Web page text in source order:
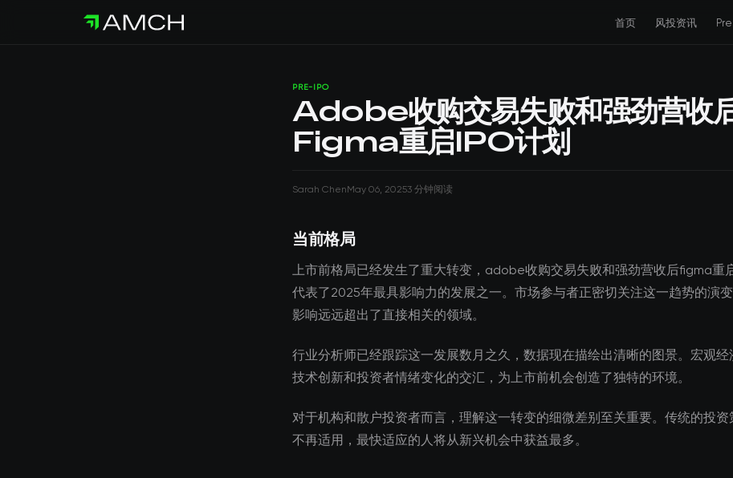
首页 风投资讯
PRE-IPO
Adobe收购交易失败和强劲营收
Figma重启IPO计划
Sarah ChenMay 06, 20253 分钟阅读
当前格局
上市前格局已经发生了重大转变，adobe收购交易失败和强劲营收后figma重
代表了2025年最具影响力的发展之一。市场参与者正密切关注这一趋势的演
影响远远超出了直接相关的领域。
行业分析师已经跟踪这一发展数月之久，数据现在描绘出清晰的图景。宏观经
技术创新和投资者情绪变化的交汇，为上市前机会创造了独特的环境。
对于机构和散户投资者而言，理解这一转变的细微差别至关重要。传统的投资
不再适用，最快适应的人将从新兴机会中获益最多。